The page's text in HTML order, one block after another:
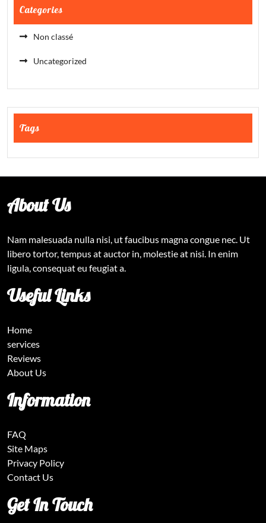
Categories
Non classé
Uncategorized
Tags
About Us
Nam malesuada nulla nisi, ut faucibus magna congue nec. Ut
libero tortor, tempus at auctor in, molestie at nisi. In enim
ligula, consequat eu feugiat a.
Useful Links
Home
services
Reviews
About Us
Information
FAQ
Site Maps
Privacy Policy
Contact Us
Get In Touch